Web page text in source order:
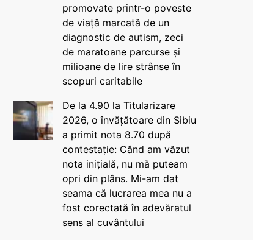
promovate printr-o poveste
de viață marcată de un
diagnostic de autism, zeci
de maratoane parcurse și
milioane de lire strânse în
scopuri caritabile
De la 4.90 la Titularizare
2026, o învățătoare din Sibiu
a primit nota 8.70 după
contestație: Când am văzut
nota inițială, nu mă puteam
opri din plâns. Mi-am dat
seama că lucrarea mea nu a
fost corectată în adevăratul
sens al cuvântului